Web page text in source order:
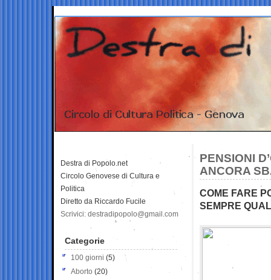
PENSIONI
ANCORA
COME FARE
SEMPRE
Destra di Popolo.net
Circolo Genovese di Cultura e
Politica
Diretto da Riccardo Fucile
Scrivici: destradipopolo@gmail.com
Categorie
100 giorni (5)
Aborto (20)